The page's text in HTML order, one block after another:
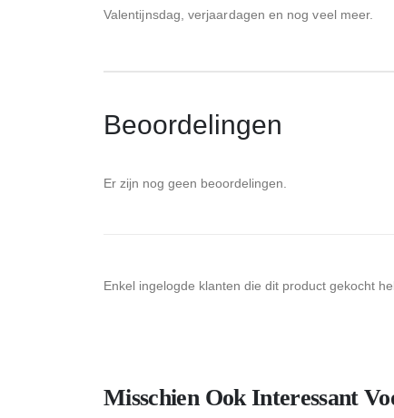
Valentijnsdag, verjaardagen en nog veel meer.
Beoordelingen
Er zijn nog geen beoordelingen.
Enkel ingelogde klanten die dit product gekocht
Misschien Ook Interessant